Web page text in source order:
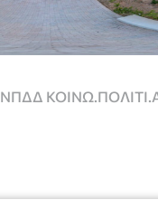
ΝΠΔΔ ΚΟΙΝΩ.ΠΟΛΙΤΙ.Α